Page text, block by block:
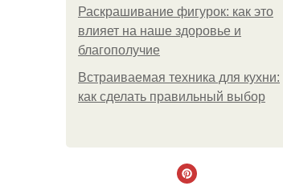
Раскрашивание фигурок: как это
влияет на наше здоровье и
благополучие
Встраиваемая техника для кухни:
как сделать правильный выбор